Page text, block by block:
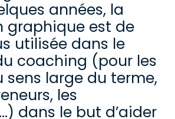
années, la
est de
utilisée dans le
coaching (pour les
sens large du terme,
les
dans le but d’aider